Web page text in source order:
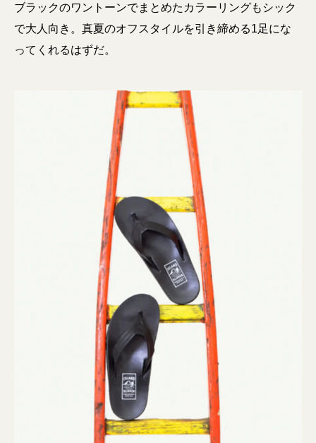
ブラックのワントーンでまとめたカラーリングもシック
で大人向き。真夏のオフスタイルを引き締める1足にな
ってくれるはずだ。